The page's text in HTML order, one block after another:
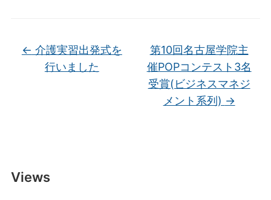
← 介護実習出発式を
行いました
第10回名古屋学院主
催POPコンテスト3名
受賞(ビジネスマネジ
メント系列) →
Views